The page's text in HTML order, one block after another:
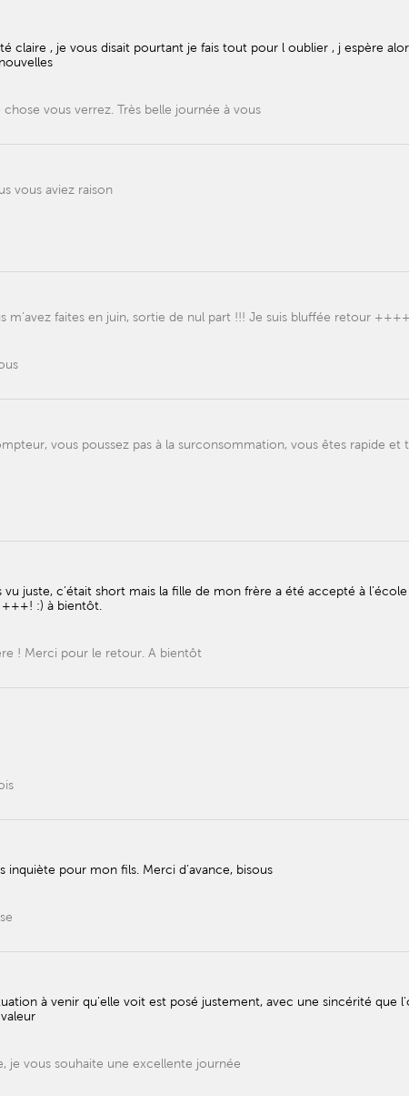
claire , je vous disait pourtant je fais tout pour l oublier , j espère
vous verrez. Très belle journée à vous
vous aviez raison
m’avez faites en juin, sortie de nul part !!! Je suis bluffée retour
vous poussez pas à la surconsommation, vous êtes rapide et
juste, c’était short mais la fille de mon frère a été accepté à l’école
:) à bientôt.
! Merci pour le retour. A bientôt
inquiète pour mon fils. Merci d’avance, bisous
à venir qu'elle voit est posé justement, avec une sincérité que
je vous souhaite une excellente journée